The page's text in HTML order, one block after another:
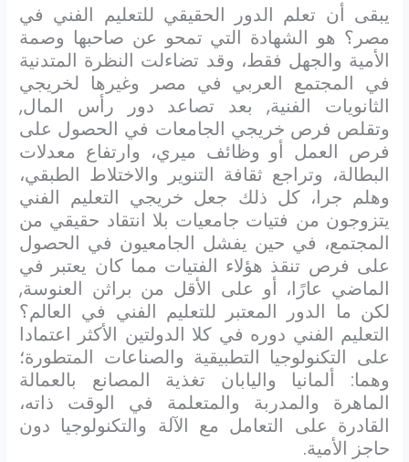
يبقى أن تعلم الدور الحقيقي للتعليم الفني في
مصر؟ هو الشهادة التي تمحو عن صاحبها وصمة
الأمية والجهل فقط، وقد تضاءلت النظرة المتدنية
في المجتمع العربي في مصر وغيرها لخريجي
الثانويات الفنية, بعد تصاعد دور رأس المال,
وتقلص فرص خريجي الجامعات في الحصول على
فرص العمل أو وظائف ميري، وارتفاع معدلات
البطالة، وتراجع ثقافة التنوير والاختلاط الطبقي،
وهلم جرا، كل ذلك جعل خريجي التعليم الفني
يتزوجون من فتيات جامعيات بلا انتقاد حقيقي من
المجتمع، في حين يفشل الجامعيون في الحصول
على فرص تنقذ هؤلاء الفتيات مما كان يعتبر في
الماضي عارًا، أو على الأقل من براثن العنوسة,
لكن ما الدور المعتبر للتعليم الفني في العالم؟
التعليم الفني دوره في كلا الدولتين الأكثر اعتمادا
على التكنولوجيا التطبيقية والصناعات المتطورة؛
وهما: ألمانيا واليابان تغذية المصانع بالعمالة
الماهرة والمدربة والمتعلمة في الوقت ذاته،
القادرة على التعامل مع الآلة والتكنولوجيا دون
حاجز الأمية.